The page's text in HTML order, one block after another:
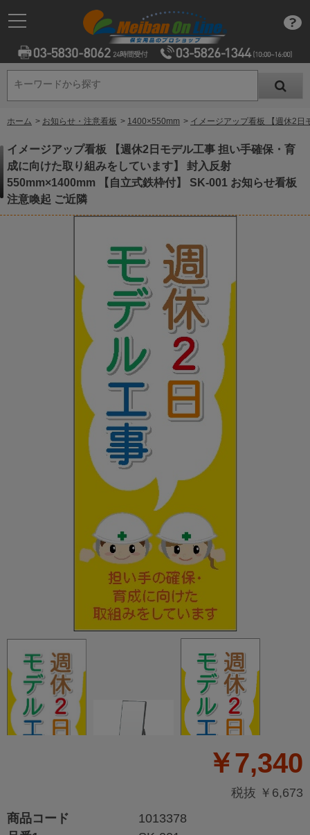
キーワードから探す
キーワードから探す
ホーム > お知らせ・注意看板 > 1400×550mm > イメージアップ看板 【週休2日
イメージアップ看板 【週休2日モデル工事 担い手確保・育
成に向けた取り組みをしています】 封入反射
550mm×1400mm 【自立式鉄枠付】 SK-001 お知らせ看板
注意喚起 ご近隣
￥7,340
税抜 ￥6,673
商品コード
1013378